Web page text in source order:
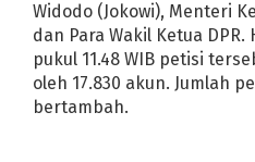
2,5 Tahun
Pengen
Kronologi
Gagal
Widodo (Jokowi), Menteri
dan Para Wakil Ketua
pukul 11.48 WIB petisi
oleh 17.830 akun. Jumlah
bertambah.